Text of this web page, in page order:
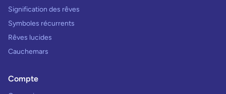
Signification des rêves
Symboles récurrents
Rêves lucides
Cauchemars
Compte